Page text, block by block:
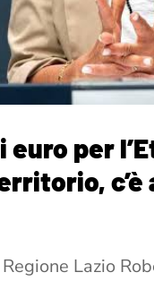
euro per
Lazio